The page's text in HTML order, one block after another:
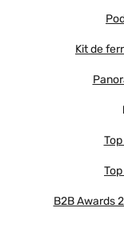
Kit de
B2B Awards